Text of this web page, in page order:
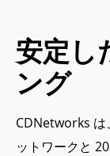
安定し
ング
CDNetworks は
ットワークと